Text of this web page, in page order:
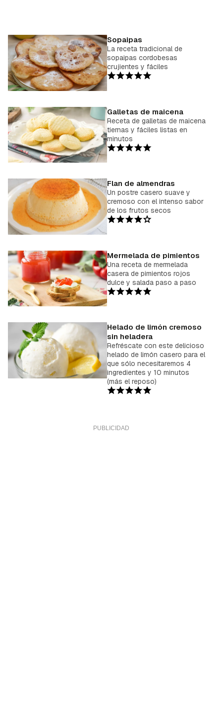
Sopaipas
La receta tradicional de
sopaipas cordobesas
crujientes y fáciles
Galletas de maicena
Receta de galletas de maicena
tiernas y fáciles listas en
minutos
Flan de almendras
Un postre casero suave y
cremoso con el intenso sabor
de los frutos secos
Mermelada de pimientos
Una receta de mermelada
casera de pimientos rojos
dulce y salada paso a paso
Helado de limón cremoso
sin heladera
Refréscate con este delicioso
helado de limón casero para el
que sólo necesitaremos 4
ingredientes y 10 minutos
(más el reposo)